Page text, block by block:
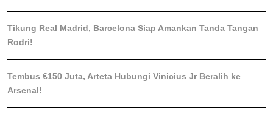
Tikung Real Madrid, Barcelona Siap Amankan Tanda Tangan
Rodri!
Tembus €150 Juta, Arteta Hubungi Vinicius Jr Beralih ke
Arsenal!